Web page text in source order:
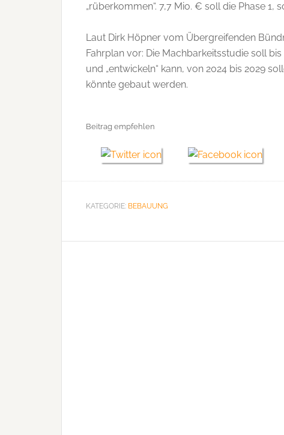
„rüberkommen“. 7,7 Mio. € soll die Phase
Laut Dirk Höpner vom Übergreifenden
Fahrplan vor: Die Machbarkeitsstudie soll
und „entwickeln“ kann, von 2024 bis 2029
könnte gebaut werden.
Beitrag empfehlen
KATEGORIE: BEBAUUNG